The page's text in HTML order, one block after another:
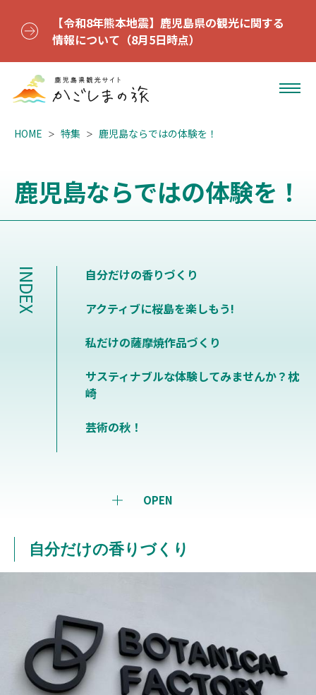
【令和8年熊本地震】鹿児島県の観光に関する
情報について（8月5日時点）
HOME 特集 鹿児島ならではの体験を！
鹿児島ならではの体験を！
OPEN
INDEX
自分だけの香りづくり
アクティブに桜島を楽しもう!
私だけの薩摩焼作品づくり
サスティナブルな体験してみませんか？枕
崎
芸術の秋！
自分だけの香りづくり